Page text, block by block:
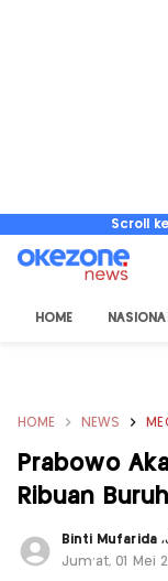
Scroll
HOME
HOME NEWS
Prabowo
Ribuan
Binti Mufarida ,
Jum'at, 01 Mei